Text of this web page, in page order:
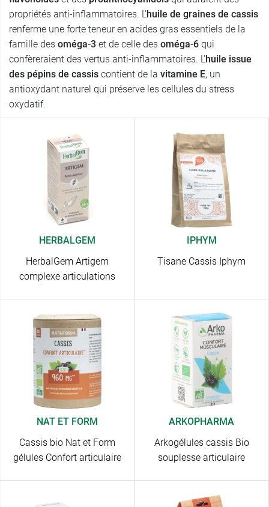
propriétés anti-inflammatoires. L'huile de graines de cassis
renferme une forte teneur en acides gras essentiels de la
famille des oméga-3 et de celle des oméga-6 qui
confèreraient des vertus anti-inflammatoires. L'huile issue
des pépins de cassis contient de la vitamine E, un
antioxydant naturel qui préserve les cellules du stress
oxydatif.
HERBALGEM
HerbalGem Artigem
complexe articulations
IPHYM
Tisane Cassis Iphym
NAT ET FORM
Cassis bio Nat et Form
gélules Confort articulaire
ARKOPHARMA
Arkogélules cassis Bio
souplesse articulaire